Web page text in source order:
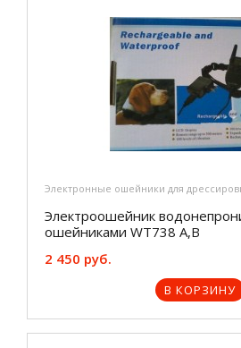
Электронные ошейники для
Электроошейник
ошейниками WT738 A,B
2 450 руб.
В КОРЗИНУ